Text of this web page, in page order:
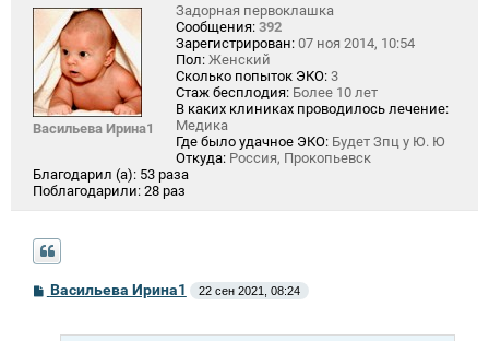
Васильева Ирина1
Задорная первоклашка
Сообщения: 392
Зарегистрирован: 07 ноя 2014, 10:54
Пол: Женский
Сколько попыток ЭКО: 3
Стаж бесплодия: Более 10 лет
В каких клиниках проводилось лечение:
Медика
Где было удачное ЭКО: Будет Зпц у Ю. Ю
Откуда: Россия, Прокопьевск
Благодарил (а): 53 раза
Поблагодарили: 28 раз
С
о
Васильева Ирина1 22 сен 2021, 08:24